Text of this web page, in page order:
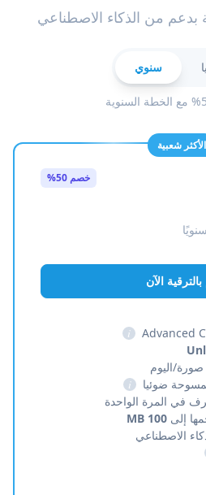
بدعم من الذكاء الاصطناعي
سنوي
الأكثر شعبية
خصم 50%
الآن
i
i
في المرة الواحدة
إلى 100 MB
الاصطناعي